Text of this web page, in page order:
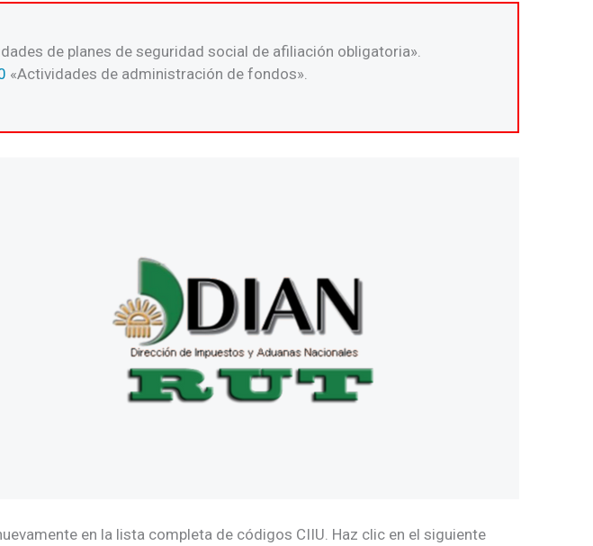
de planes de seguridad social de afiliación obligatoria».
«Actividades de administración de fondos».
en la lista completa de códigos CIIU. Haz clic en el siguiente